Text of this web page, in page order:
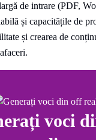
de intrare (PDF,
și capacitățile de
și crearea de
voci